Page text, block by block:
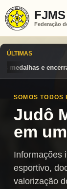
FJMS
ÚLTIMAS
Brasileiro Cadete
SOMOS TODOS
Judô
em
Informações
esportivo,
valorização